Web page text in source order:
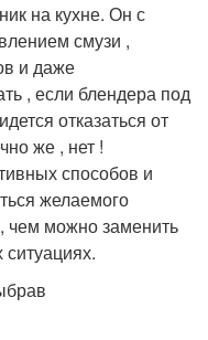
на кухне. Он с
смузи ,
и даже
, если блендера под
отказаться от
же , нет !
способов и
желаемого
чем можно заменить